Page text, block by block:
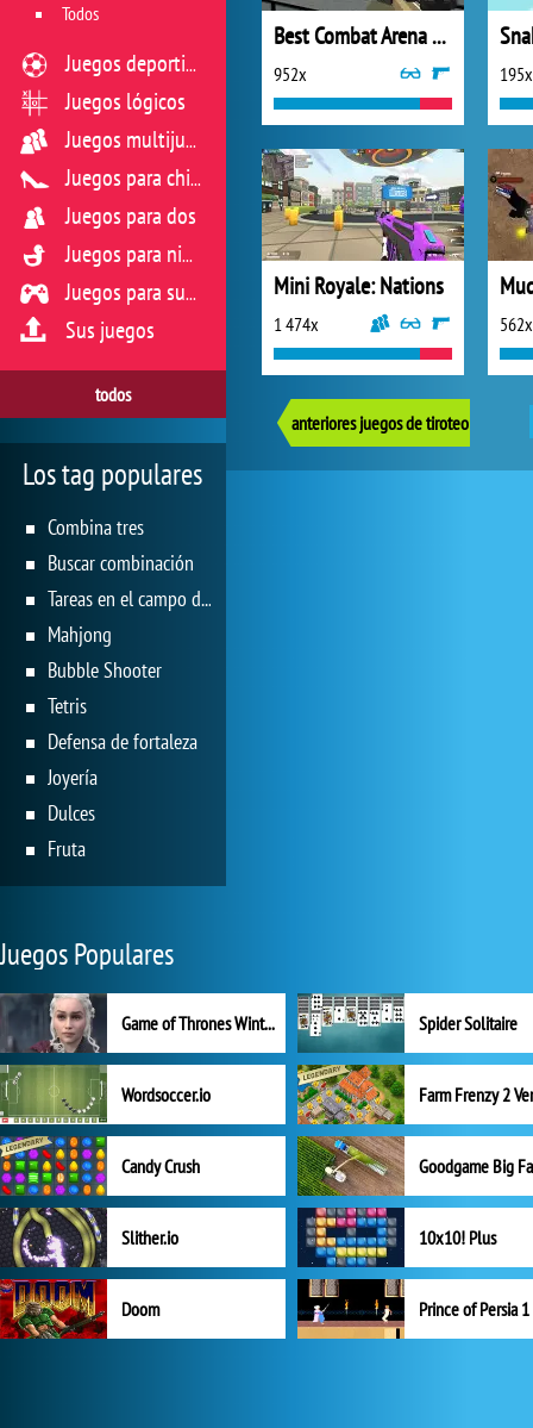
Best Combat Arena 2020
952x 195x
Mini Royale: Nations
1 474x 562x
anteriores juegos de tiroteo
Todos
Juegos deportivos
Juegos lógicos
Juegos multijugador
Juegos para chicas
Juegos para dos
Juegos para niños
Juegos para sus reflejos
Sus juegos
todos
Los tag populares
Combina tres
Buscar combinación
Tareas en el campo de juego
Mahjong
Bubble Shooter
Tetris
Defensa de fortaleza
Joyería
Dulces
Fruta
Juegos Populares
Game of Thrones Winter is Coming Spider Solitaire
Wordsoccer.io
Candy Crush Goodgame Big
Slither.io 10x10! Plus
Doom Prince of Persia 1